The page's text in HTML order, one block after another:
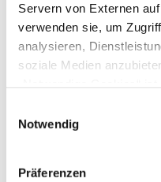
Servern von Externen
verwenden sie, um
analysieren,
soziale Medien
Drittländern (USA) mit
Datenschutzniveau
dass diese zu Kontroll-
anderen missbraucht
Notwendig
Präferenzen
Bebauungsplänen
Aktuelle
Lebenslagen